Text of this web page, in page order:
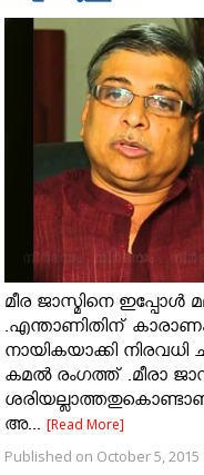
മീര ജാസ്മിനെ ഇപ്പോള്‍
.എന്താണിതിന്
നായികയാക്കി നിരവധി
കമല്‍ രംഗത്ത്‌ .മീരാ
അ...[Read More]
Published on October 5, 2015